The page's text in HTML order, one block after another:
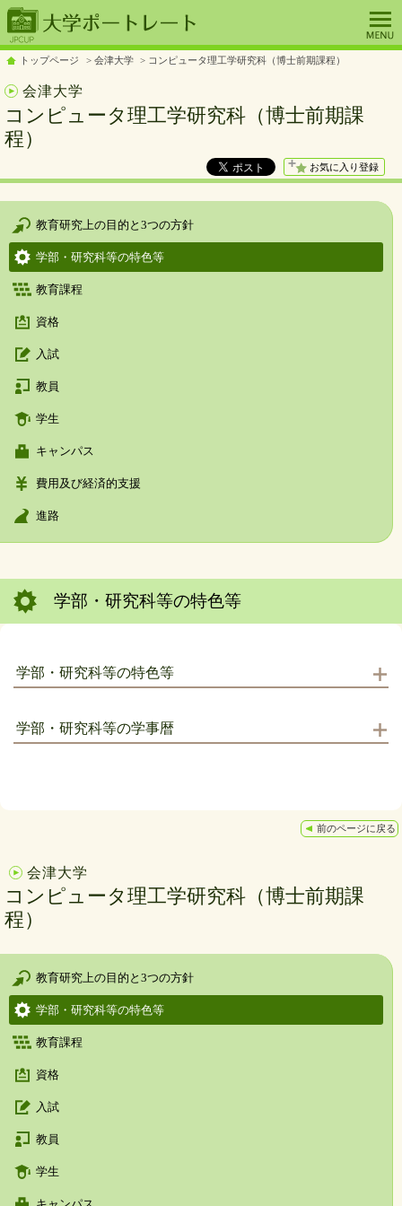
トップページ 会津大学 コンピュータ理工学研究科（博士前期課程）
会津大学
コンピュータ理工学研究科（博士前期課
程）
お気に入り登録
教育研究上の目的と3つの方針
学部・研究科等の特色等
教育課程
資格
入試
教員
学生
キャンパス
費用及び経済的支援
進路
学部・研究科等の特色等
学部・研究科等の特色等
学部・研究科等の学事暦
前のページに戻る
会津大学
コンピュータ理工学研究科（博士前期課
程）
教育研究上の目的と3つの方針
学部・研究科等の特色等
教育課程
資格
入試
教員
学生